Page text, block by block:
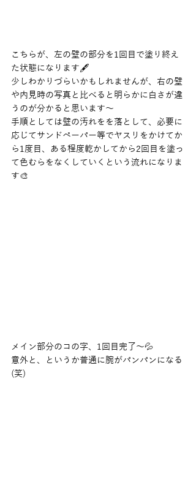
こちらが、左の壁の部分を1回目で塗り終え
た状態になります🖋
少しわかりづらいかもしれませんが、右の壁
や内見時の写真と比べると明らかに白さが違
うのが分かると思います〜
手順としては壁の汚れをを落として、必要に
応じてサンドペーパー等でヤスリをかけてか
ら1度目、ある程度乾かしてから2回目を塗っ
て色むらをなくしていくという流れになりま
す🎨
メイン部分のコの字、1回目完了〜💦
意外と、というか普通に腕がパンパンになる
(笑)